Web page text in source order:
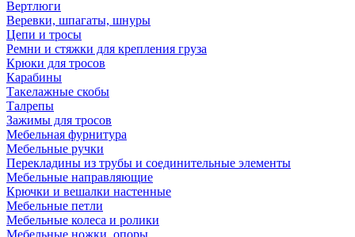
Вертлюги
Веревки, шпагаты, шнуры
Цепи и тросы
Ремни и стяжки для крепления груза
Крюки для тросов
Карабины
Такелажные скобы
Талрепы
Зажимы для тросов
Мебельная фурнитура
Мебельные ручки
Перекладины из трубы и соединительные элементы
Мебельные направляющие
Крючки и вешалки настенные
Мебельные петли
Мебельные колеса и ролики
Мебельные ножки, опоры